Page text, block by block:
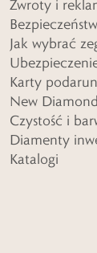
Zwroty i
Jak wybrać
Karty
New
Czystość i
Diamenty
Katalogi